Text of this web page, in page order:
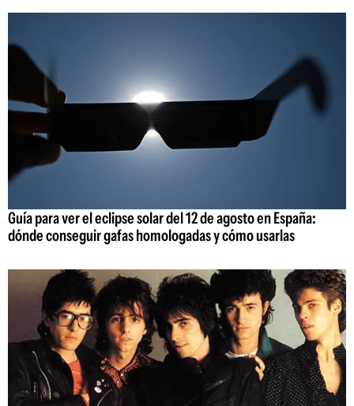
Guía para ver el eclipse solar del 12 de agosto en España:
dónde conseguir gafas homologadas y cómo usarlas